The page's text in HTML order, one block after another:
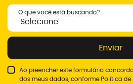
O que você está buscando?
Enviar
Ao preencher este formulário
dos meus dados, conforme Política